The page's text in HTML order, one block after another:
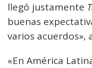
llegó justamente
buenas
varios acuerdos»,
«En América